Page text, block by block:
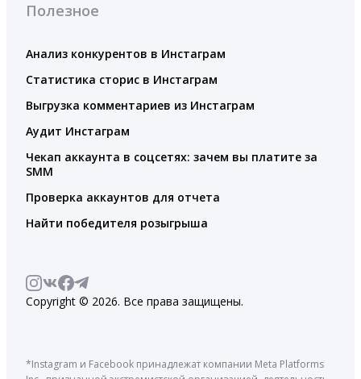
Полезное
Анализ конкурентов в Инстаграм
Статистика сторис в Инстаграм
Выгрузка комментариев из Инстаграм
Аудит Инстаграм
Чекап аккаунта в соцсетях: зачем вы платите за
SMM
Проверка аккаунтов для отчета
Найти победителя розыгрыша
Copyright © 2026. Все права защищены.
*Instagram и Facebook принадлежат компании Meta Platforms